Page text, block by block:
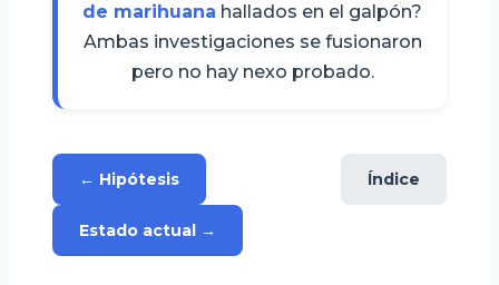
de marihuana hallados en el galpón?
Ambas investigaciones se fusionaron
pero no hay nexo probado.
← Hipótesis Índice
Estado actual →